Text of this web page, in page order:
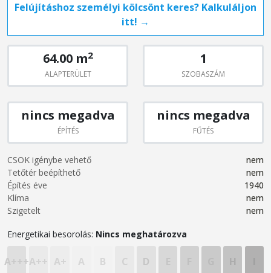
Felújításhoz személyi kölcsönt keres? Kalkuláljon
itt! →
64.00 m2
ALAPTERÜLET
1
SZOBASZÁM
nincs megadva
ÉPÍTÉS
nincs megadva
FŰTÉS
CSOK igénybe vehető
nem
Tetőtér beépíthető
nem
Építés éve
1940
Klíma
nem
Szigetelt
nem
Energetikai besorolás: Nincs meghatározva
A+++A++ A+ A B C D